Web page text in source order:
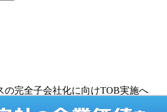
の完全子会社化に向けTOB実施へ